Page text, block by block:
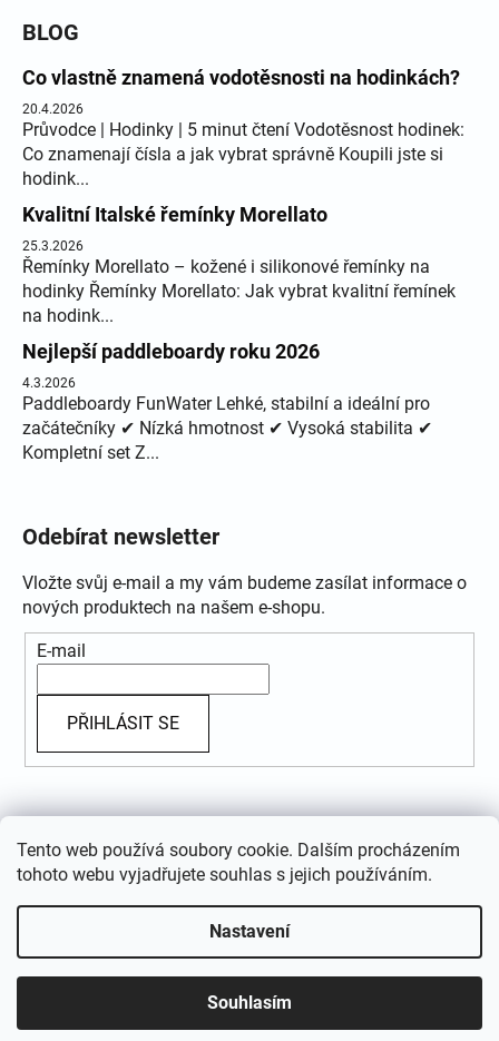
Tento web používá soubory cookie. Dalším procházením
tohoto webu vyjadřujete souhlas s jejich používáním.
Nastavení
Souhlasím
BLOG
Co vlastně znamená vodotěsnosti na hodinkách?
20.4.2026
Průvodce | Hodinky | 5 minut čtení Vodotěsnost hodinek:
Co znamenají čísla a jak vybrat správně Koupili jste si
hodink...
Kvalitní Italské řemínky Morellato
25.3.2026
Řemínky Morellato – kožené i silikonové řemínky na
hodinky Řemínky Morellato: Jak vybrat kvalitní řemínek
na hodink...
Nejlepší paddleboardy roku 2026
4.3.2026
Paddleboardy FunWater Lehké, stabilní a ideální pro
začátečníky ✔ Nízká hmotnost ✔ Vysoká stabilita ✔
Kompletní set Z...
Odebírat newsletter
Vložte svůj e-mail a my vám budeme zasílat informace o
nových produktech na našem e-shopu.
E-mail
PŘIHLÁSIT SE
GRANDSTYL.CZ
vyhrazena.